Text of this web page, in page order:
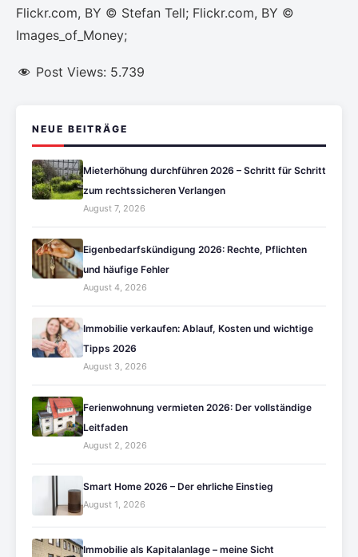
Flickr.com, BY © Stefan Tell; Flickr.com, BY ©
Images_of_Money;
Post Views: 5.739
NEUE BEITRÄGE
Mieterhöhung durchführen 2026 – Schritt für Schritt
zum rechtssicheren Verlangen
August 7, 2026
Eigenbedarfskündigung 2026: Rechte, Pflichten
und häufige Fehler
August 4, 2026
Immobilie verkaufen: Ablauf, Kosten und wichtige
Tipps 2026
August 3, 2026
Ferienwohnung vermieten 2026: Der vollständige
Leitfaden
August 2, 2026
Smart Home 2026 – Der ehrliche Einstieg
August 1, 2026
Immobilie als Kapitalanlage – meine Sicht